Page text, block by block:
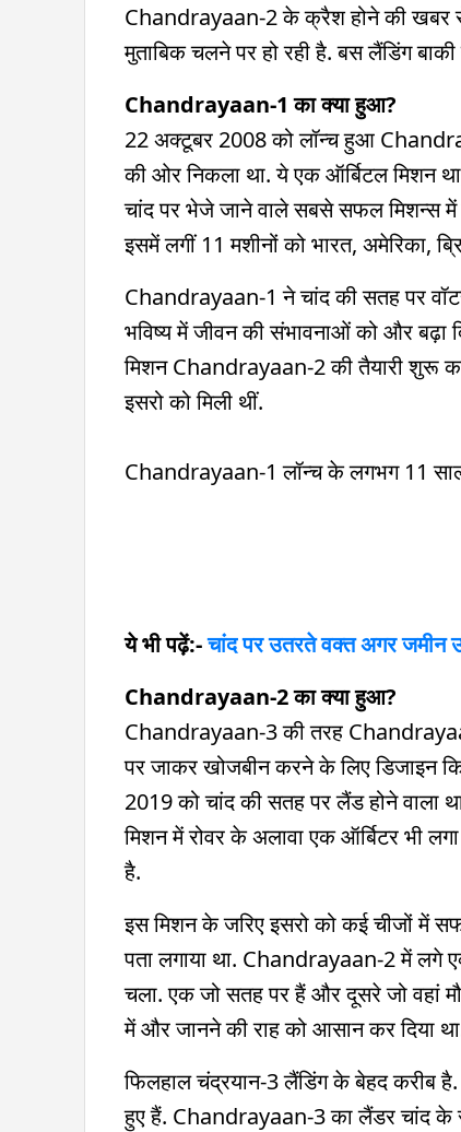
Chandrayaan-2 के क्रैश होने की खबर
मुताबिक चलने पर हो रही है. बस लैंडिंग
Chandrayaan-1 का क्या हुआ?
22 अक्टूबर 2008 को लॉन्च हुआ
की ओर निकला था. ये एक ऑर्बिटल मिशन
चांद पर भेजे जाने वाले सबसे सफल मिशन्स में
इसमें लगीं 11 मशीनों को भारत, अमेरिका,
Chandrayaan-1 ने चांद की सतह पर
भविष्य में जीवन की संभावनाओं को और बढ़ा
मिशन Chandrayaan-2 की तैयारी शुरू
इसरो को मिली थीं.
Chandrayaan-1 लॉन्च के लगभग 11
ये भी पढ़ें:-चांद पर उतरते वक्त अगर जमीन
Chandrayaan-2 का क्या हुआ?
Chandrayaan-3 की तरह
पर जाकर खोजबीन करने के लिए डिजाइन
2019 को चांद की सतह पर लैंड होने वाला
मिशन में रोवर के अलावा एक ऑर्बिटर भी
है.
इस मिशन के जरिए इसरो को कई चीजों में
पता लगाया था. Chandrayaan-2 में लगे
चला. एक जो सतह पर हैं और दूसरे जो वहां
में और जानने की राह को आसान कर दिया
फिलहाल चंद्रयान-3 लैंडिंग के बेहद करीब
हुए हैं. Chandrayaan-3 का लैंडर चांद के